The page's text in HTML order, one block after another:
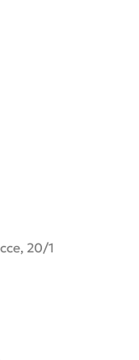
20/1